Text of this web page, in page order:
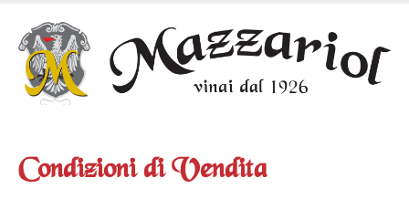
main
content
Condizioni di Vendita